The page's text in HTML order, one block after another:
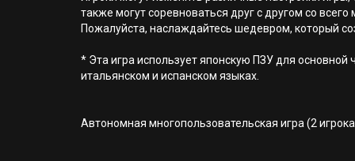
также могут соревноваться друг с другом со
Пожалуйста, наслаждайтесь шедевром, который
* Эта игра использует японскую ПЗУ для
итальянском и испанском языках.
Автономная многопользовательская игра (2